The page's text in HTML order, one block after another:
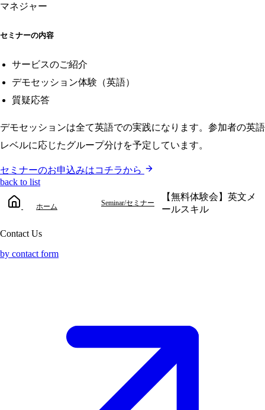
マネジャー
セミナーの内容
サービスのご紹介
デモセッション体験（英語）
質疑応答
デモセッションは全て英語での実践になります。参加者の英語
レベルに応じたグループ分けを予定しています。
セミナーのお申込みはコチラから
back to list
ホーム Seminar/セミナー
【無料体験会】英文メ
ールスキル
Contact Us
by contact form